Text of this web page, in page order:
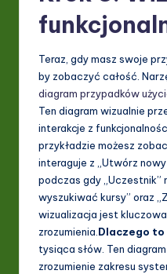
Teraz, gdy masz swoje
by zobaczyć całość.
diagram przypadków
Ten diagram wizualnie
interakcje z
przykładzie możesz
interaguje z „Utwórz
podczas gdy „Uczestnik”
wyszukiwać kursy” oraz
wizualizacja jest kluczowa
zrozumienia.Dlaczego to
tysiąca słów. Ten
zrozumienie zakresu